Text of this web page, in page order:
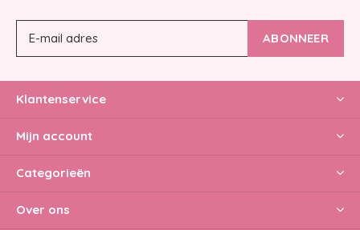
ABONNEER
Klantenservice
Mijn account
Categorieën
Over ons